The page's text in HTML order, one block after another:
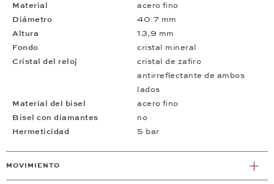
Material
acero fino
Diámetro
40.7 mm
Altura
13,9 mm
Fondo
cristal mineral
Cristal del reloj
cristal de zafiro
antirreflectante de ambos
lados
Material del bisel
acero fino
Bisel con diamantes
no
Hermeticidad
5 bar
MOVIMIENTO